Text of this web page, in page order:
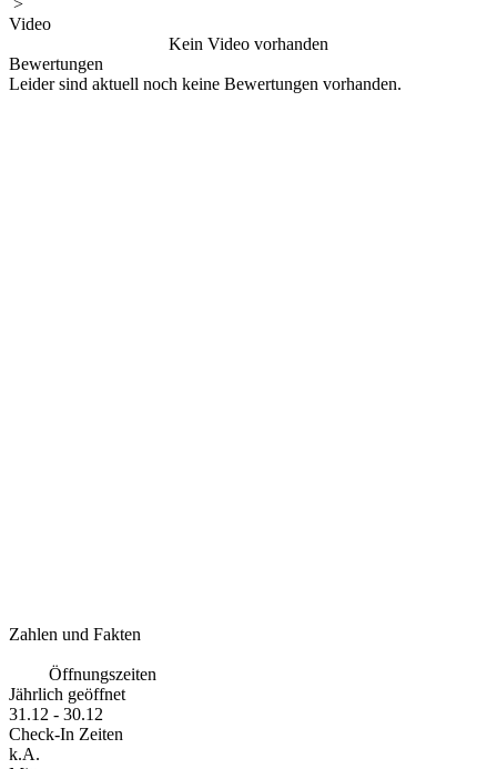
Video
Kein Video vorhanden
Bewertungen
Leider sind aktuell noch keine Bewertungen vorhanden.
Zahlen und Fakten
Öffnungszeiten
Jährlich geöffnet
31.12 - 30.12
Check-In Zeiten
k.A.